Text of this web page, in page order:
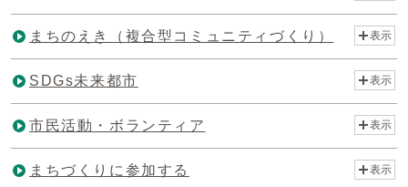
まちのえき（複合型コミュニティづくり） 表示
SDGs未来都市 表示
市民活動・ボランティア 表示
まちづくりに参加する 表示